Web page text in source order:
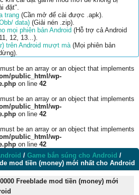
đặt".
trang (Cần mở để cài được .apk).
data) (Giải nén .zip).
mọi phiên bản Android (Hỗ trợ cả Android
12, 13...).
trên Android mượt mà(Mọi phiên bản
be an array or an object that implements
public_html/wp-
on line 42
be an array or an object that implements
public_html/wp-
on line 42
be an array or an object that implements
public_html/wp-
on line 42
/ Game bắn súng cho Android /
mod tiền (money) mới nhất cho Android
Freeblade mod tiền (money) mới